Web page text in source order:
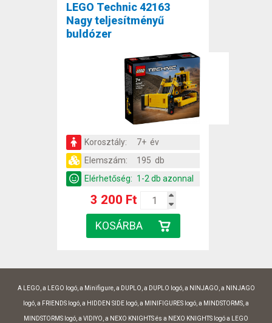
LEGO Technic 42163
Nagy teljesítményű
buldózer
Korosztály:
7+ év
Elemszám:
195 db
Elérhetőség: 1-2 db azonnal
3 200 Ft
A LEGO, a LEGO logó, a Minifigure, a DUPLO, a DUPLO logó, a NINJAGO, a NINJAGO
logó, a FRIENDS logó, a HIDDEN SIDE logó, a MINIFIGURES logó, a MINDSTORMS, a
MINDSTORMS logó, a VIDIYO, a NEXO KNIGHTS és a NEXO KNIGHTS logó a LEGO